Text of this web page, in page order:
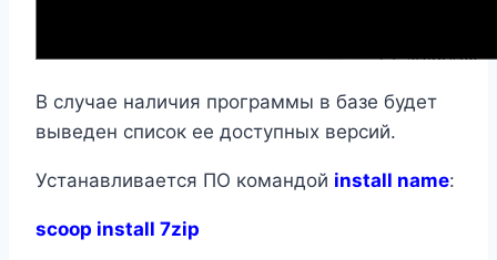
В случае наличия программы в базе будет
выведен список ее доступных версий.
Устанавливается ПО командой install name:
scoop install 7zip